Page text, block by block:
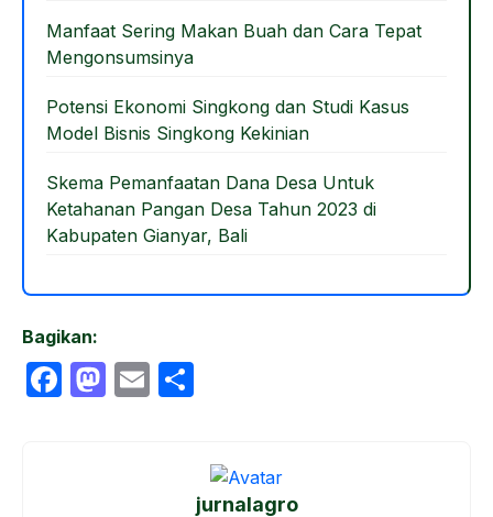
Manfaat Sering Makan Buah dan Cara Tepat
Mengonsumsinya
Potensi Ekonomi Singkong dan Studi Kasus
Model Bisnis Singkong Kekinian
Skema Pemanfaatan Dana Desa Untuk
Ketahanan Pangan Desa Tahun 2023 di
Kabupaten Gianyar, Bali
Bagikan:
F
M E
e
jurnalagro